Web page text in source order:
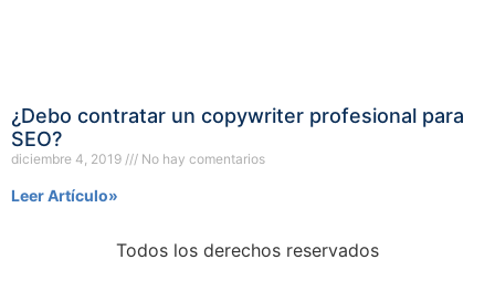
¿Debo contratar un copywriter profesional para
SEO?
diciembre 4, 2019 No hay comentarios
Leer Artículo»
Todos los derechos reservados